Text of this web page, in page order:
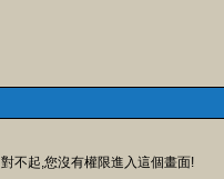
對不起,您沒有權限進入這個畫面!